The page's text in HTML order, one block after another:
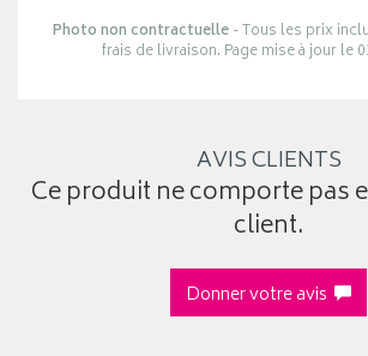
Photo non contractuelle- Tous les prix
frais de livraison. Page mise à jour le
AVIS CLIENTS
Ce produit ne comporte pas
client.
Donner votre avis